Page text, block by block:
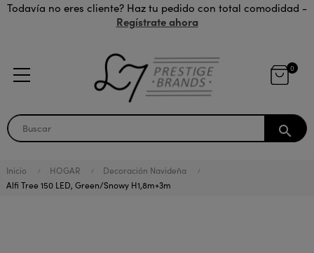
Todavía no eres cliente? Haz tu pedido con total comodidad -
Regístrate ahora
0
search
Inicio HOGAR
Decoración Navideña
Alfi Tree 150 LED, Green/Snowy H1,8m+3m